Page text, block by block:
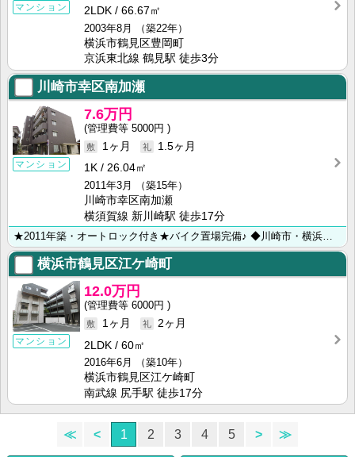
マンション
2LDK
66.67㎡
2003年8月
（築22年）
横浜市鶴見区豊岡町
京浜東北線 鶴見駅 徒歩3分
川崎市幸区南加瀬
マンション
7.6万円
5000円
1ヶ月
1.5ヶ月
1K
26.04㎡
2011年3月
（築15年）
川崎市幸区南加瀬
横須賀線 新川崎駅 徒歩17分
★2011年築・オートロック付き★バイク置場完備♪ ◆川崎市・横浜市のお部屋探しは【㈱ライフハウジン･･･
横浜市鶴見区江ケ崎町
マンション
12.0万円
6000円
1ヶ月
2ヶ月
2LDK
60㎡
2016年6月
（築10年）
横浜市鶴見区江ケ崎町
南武線 尻手駅 徒歩17分
≪ < 1 2 3 4 5 > ≫